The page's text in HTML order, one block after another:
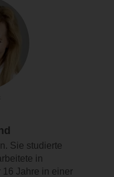
Sie studierte
in
Jahre in einer